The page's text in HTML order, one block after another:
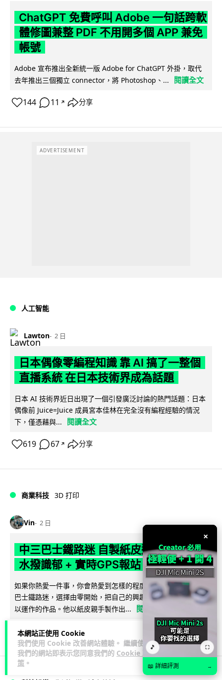
本網站正使用 Cookie
我們使用 Cookie 改善網站體驗。 繼續使用
我們的網站即表示您同意我們的 Cookie 政
策 。
ChatGPT 免費呼叫 Adobe 一句話跨軟
體修圖兼整 PDF 不用開多個 APP 兼免
帳號
Adobe 宣布推出全新統一版 Adobe for ChatGPT 外掛，取代
去年推出三個獨立 connector，將 Photoshop、...
閱讀全文
144 11 ↗ 分享
ADVERTISEMENT
人工智能
Lawton 2 日
日本偶像零編程知識 靠 AI 搞了一整個
直播系統 在日本技術界成為話題
日本 AI 技術界近日出現了一個引發廣泛討論的熱門話題：日本
偶像前 Juice=Juice 成員宮本佳林在完全沒有編程經驗的情況
下，僅憑藉與...
閱讀全文
619 67 ↗ 分享
商業科技 3D 打印
Vin 2 日
中三巴士鐵路迷 自製紙皮遙控巴士 門,
水撥識郁 + 實時GPS報站
如果你熱愛一件事，你會熱愛到怎樣的程度？一位就讀中三的
巴士鐵路迷，選擇由零開始，把自己的興趣一步步變成真正可
以運作的作品。他以紙皮親手製作出...
閱讀全文
4,788 263↗
×
🎵 ⛶
📖 詳細評測 →